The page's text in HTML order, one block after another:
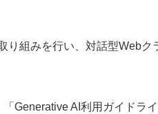
組みを行い、対話型Webク
Generative AI利用ガイドラ